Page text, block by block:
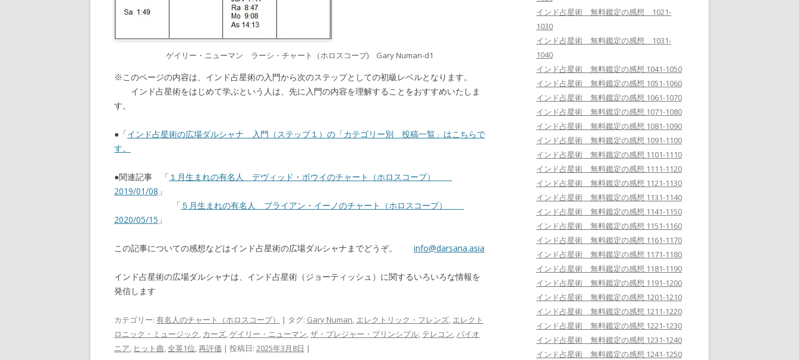
ゲイリー・ニューマン ラーシ・チャート（ホロスコープ) Gary Numan-d1
※このページの内容は、インド占星術の入門から次のステップとしての初級レベルとなります。
インド占星術をはじめて学ぶという人は、先に入門の内容を理解することをおすすめいたしま
す。
●「インド占星術の広場ダルシャナ 入門（ステップ１）の「カテゴリー別 投稿一覧」はこちらで
す。
●関連記事 「 １月生まれの有名人 デヴィッド・ボウイのチャート（ホロスコープ）
2019/01/08 」
「 ５月生まれの有名人 ブライアン・イーノのチャート（ホロスコープ）
2020/05/15 」
この記事についての感想などはインド占星術の広場ダルシャナまでどうぞ。 info@darsana.asia
インド占星術の広場ダルシャナは、インド占星術（ジョーティッシュ）に関するいろいろな情報を
発信します
カテゴリー: 有名人のチャート（ホロスコープ） | タグ: Gary Numan エレクトリック・フレンズ エレクト
ロニック・ミュージック カーズ ゲイリー・ニューマン ザ・プレジャー・プリンシプル テレコン パイオ
ニア ヒット曲 全英1位 再評価 | 投稿日: 2025年3月8日 |
インド占星術 無料鑑定の感想 1021-
1030
インド占星術 無料鑑定の感想 1031-
1040
インド占星術 無料鑑定の感想 1041-1050
インド占星術 無料鑑定の感想 1051-1060
インド占星術 無料鑑定の感想 1061-1070
インド占星術 無料鑑定の感想 1071-1080
インド占星術 無料鑑定の感想 1081-1090
インド占星術 無料鑑定の感想 1091-1100
インド占星術 無料鑑定の感想 1101-1110
インド占星術 無料鑑定の感想 1111-1120
インド占星術 無料鑑定の感想 1121-1130
インド占星術 無料鑑定の感想 1131-1140
インド占星術 無料鑑定の感想 1141-1150
インド占星術 無料鑑定の感想 1151-1160
インド占星術 無料鑑定の感想 1161-1170
インド占星術 無料鑑定の感想 1171-1180
インド占星術 無料鑑定の感想 1181-1190
インド占星術 無料鑑定の感想 1191-1200
インド占星術 無料鑑定の感想 1201-1210
インド占星術 無料鑑定の感想 1211-1220
インド占星術 無料鑑定の感想 1221-1230
インド占星術 無料鑑定の感想 1231-1240
インド占星術 無料鑑定の感想 1241-1250